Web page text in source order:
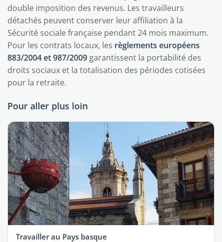
double imposition des revenus. Les travailleurs
détachés peuvent conserver leur affiliation à la
Sécurité sociale française pendant 24 mois maximum.
Pour les contrats locaux, les règlements européens
883/2004 et 987/2009 garantissent la portabilité des
droits sociaux et la totalisation des périodes cotisées
pour la retraite.
Pour aller plus loin
Travailler au Pays basque